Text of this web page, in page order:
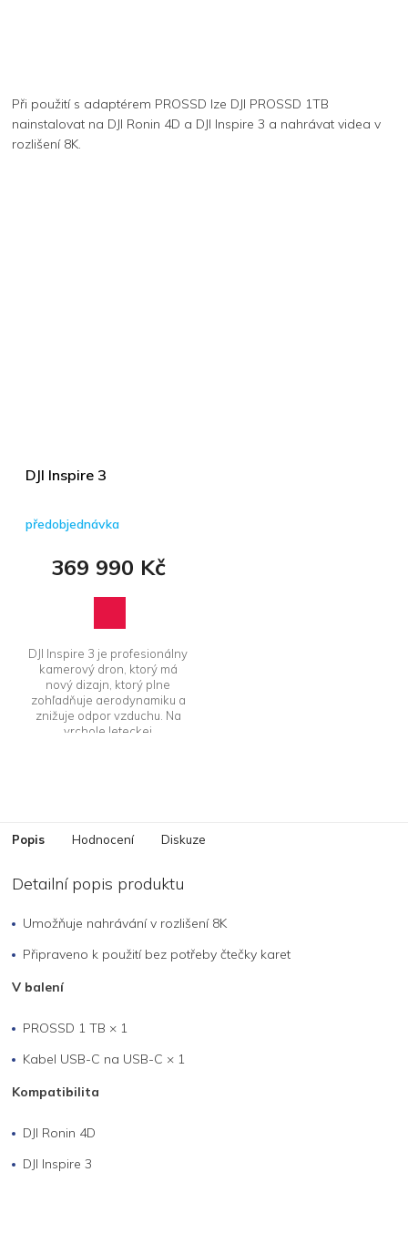
Při použití s ​​adaptérem PROSSD lze DJI PROSSD 1TB
nainstalovat na DJI Ronin 4D a DJI Inspire 3 a nahrávat videa v
rozlišení 8K.
DJI Inspire 3
předobjednávka
369 990 Kč
DJI Inspire 3 je profesionálny
kamerový dron, ktorý má
nový dizajn, ktorý plne
zohľadňuje aerodynamiku a
znižuje odpor vzduchu. Na
vrchole leteckej
Popis Hodnocení Diskuze
Detailní popis produktu
Umožňuje nahrávání v rozlišení 8K
Připraveno k použití bez potřeby čtečky karet
V balení
PROSSD 1 TB × 1
Kabel USB-C na USB-C × 1
Kompatibilita
DJI Ronin 4D
DJI Inspire 3